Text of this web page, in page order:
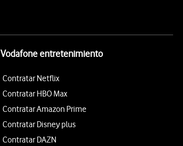
Vodafone entretenimiento
Contratar Netflix
Contratar HBO Max
Contratar Amazon Prime
Contratar Disney plus
Contratar DAZN